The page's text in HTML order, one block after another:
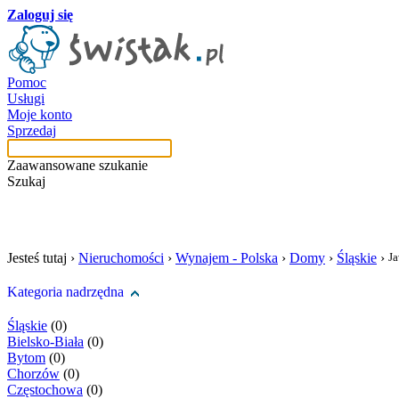
Zaloguj się
Pomoc
Usługi
Moje konto
Sprzedaj
Zaawansowane szukanie
Szukaj
Jesteś tutaj › Nieruchomości › Wynajem - Polska › Domy › Śląskie ›
Kategoria nadrzędna
Śląskie (0)
Bielsko-Biała (0)
Bytom (0)
Chorzów (0)
Częstochowa (0)